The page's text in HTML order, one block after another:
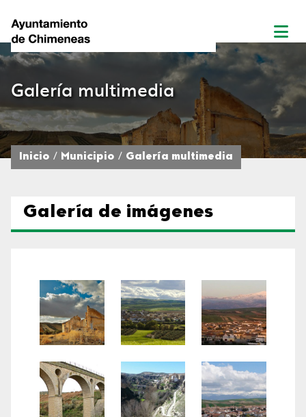
Galería multimedia
Inicio Municipio Galería multimedia
Galería de imágenes